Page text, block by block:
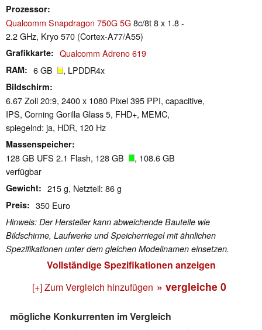
Prozessor
Qualcomm Snapdragon 750G 5G8c/8t 8 x 1.8 -
2.2 GHz, Kryo 570 (Cortex-A77/A55)
Grafikkarte Qualcomm Adreno 619
RAM 6 GB , LPDDR4x
Bildschirm
6.67 Zoll 20:9, 2400 x 1080 Pixel 395 PPI, capacitive,
IPS, Corning Gorilla Glass 5, FHD+, MEMC,
spiegelnd: ja, HDR, 120 Hz
Massenspeicher
128 GB UFS 2.1 Flash, 128 GB
, 108.6 GB
verfügbar
Gewicht 215 g, Netzteil: 86 g
Preis 350 Euro
Hinweis: Der Hersteller kann abweichende Bauteile wie
Bildschirme, Laufwerke und Speicherriegel mit ähnlichen
Spezifikationen unter dem gleichen Modellnamen einsetzen.
Vollständige Spezifikationen anzeigen
[+] Zum Vergleich hinzufügen » vergleiche 0
mögliche Konkurrenten im Vergleich